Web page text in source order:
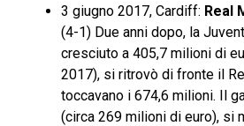
3 giugno 2017, Cardiff: Real
(4-1) Due anni dopo, la
cresciuto a 405,7 milioni di
2017), si ritrovò di fronte il
toccavano i 674,6 milioni. Il
(circa 269 milioni di euro), si